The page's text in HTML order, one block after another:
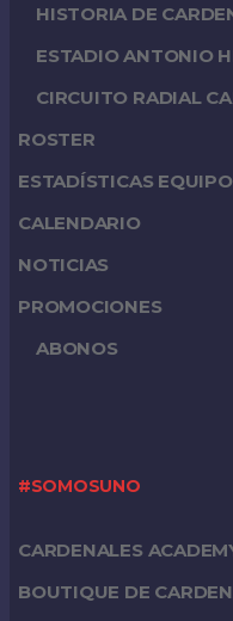
HISTORIA DE
ESTADIO ANTONIO
CIRCUITO RADIAL
ROSTER
ESTADÍSTICAS EQUIPO
CALENDARIO
NOTICIAS
PROMOCIONES
ABONOS
#SOMOSUNO
CARDENALES
BOUTIQUE DE